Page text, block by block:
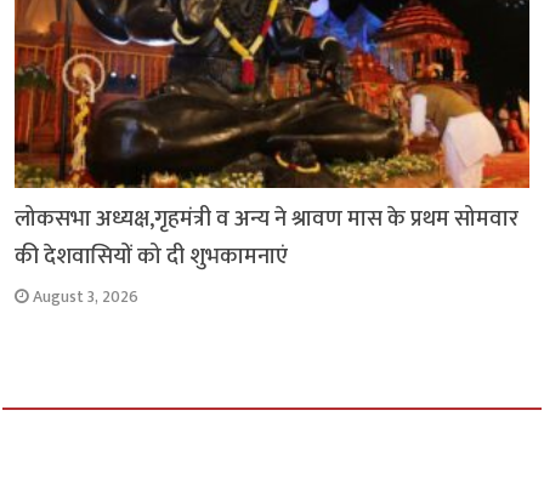
लोकसभा अध्यक्ष,गृहमंत्री व अन्य ने श्रावण मास के प्रथम सोमवार
की देशवासियों को दी शुभकामनाएं
August 3, 2026